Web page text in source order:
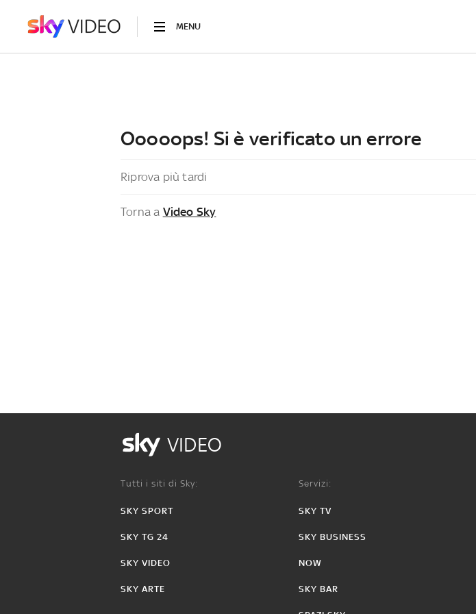
MENU
Ooooops! Si è verificato un errore
Riprova più tardi
Torna a Video Sky
VIDEO
Tutti i siti di Sky:
SKY SPORT
SKY TG 24
SKY VIDEO
SKY ARTE
Servizi:
SKY TV
SKY BUSINESS
NOW
SKY BAR